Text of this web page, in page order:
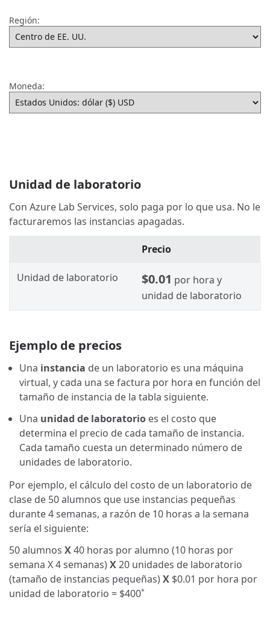
Región:
Moneda:
Unidad de laboratorio
Con Azure Lab Services, solo paga por lo que usa. No le
facturaremos las instancias apagadas.
Precio
Unidad de laboratorio $0.01 por hora y
unidad de laboratorio
Ejemplo de precios
Una instancia de un laboratorio es una máquina
virtual, y cada una se factura por hora en función del
tamaño de instancia de la tabla siguiente.
Una unidad de laboratorio es el costo que
determina el precio de cada tamaño de instancia.
Cada tamaño cuesta un determinado número de
unidades de laboratorio.
Por ejemplo, el cálculo del costo de un laboratorio de
clase de 50 alumnos que use instancias pequeñas
durante 4 semanas, a razón de 10 horas a la semana
sería el siguiente:
50 alumnos X40 horas por alumno (10 horas por
semana X 4 semanas)X20 unidades de laboratorio
(tamaño de instancias pequeñas)X $0.01 por hora por
unidad de laboratorio = $400*